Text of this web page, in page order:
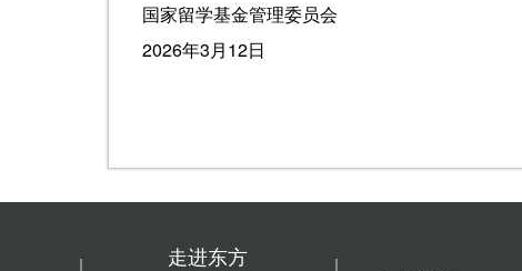
国家留学基金管理委员会
2026年3月12日
走进东方